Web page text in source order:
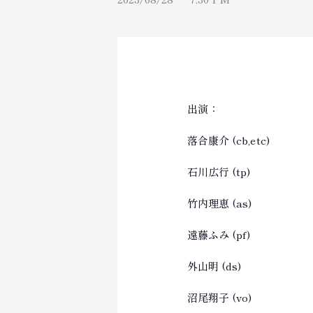
出演：
落合康介 (cb,etc)
石川広行 (tp)
竹内理恵 (as)
遠藤ふみ (pf)
外山明 (ds)
沼尾翔子 (vo)